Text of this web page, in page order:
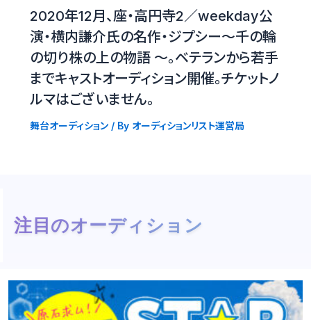
2020年12月、座・高円寺2／weekday公
演・横内謙介氏の名作・ジプシー〜千の輪
の切り株の上の物語 〜。ベテランから若手
までキャストオーディション開催。チケットノ
ルマはございません。
舞台オーディション/ By オーディションリスト運営局
注目のオーディション